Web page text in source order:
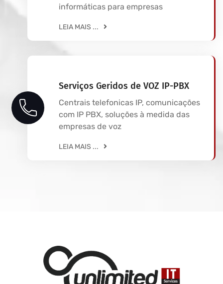
informáticas para empresas
LEIA MAIS ...
Serviços Geridos de VOZ IP-PBX
Centrais telefonicas IP, comunicações
com IP PBX, soluções à medida das
empresas de voz
LEIA MAIS ...